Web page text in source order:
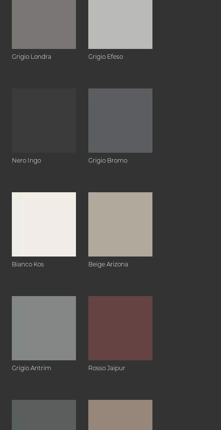
Grigio Londra Grigio Efeso
Nero Ingo Grigio Bromo
Bianco Kos Beige Arizona
Grigio Antrim Rosso Jaipur